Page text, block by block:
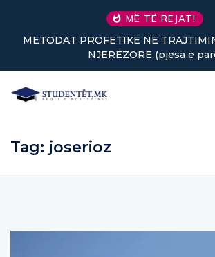
MË TË REJAT!
METODAT PROFETIKE NË
NJERËZORE (pjesa e
Tag: joserioz